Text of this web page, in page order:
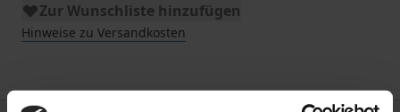
Zur Wunschliste hinzufügen
Hinweise zu Versandkosten